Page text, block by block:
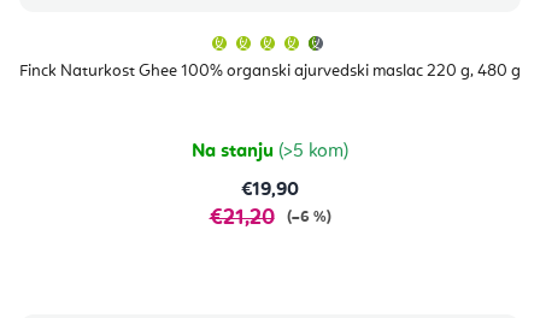
Finck Naturkost Ghee 100% organski ajurvedski maslac 220 g, 480 g
proizvoda
je
zvjezdica.
Na stanju (>5 kom)
€19,90
€21,20 (–6 %)